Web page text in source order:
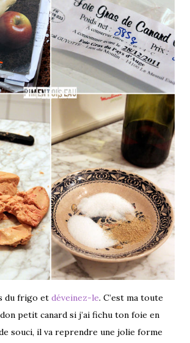
du frigo et déveinez-le. C’est ma toute
petit canard si j’ai fichu ton foie en
souci, il va reprendre une jolie forme